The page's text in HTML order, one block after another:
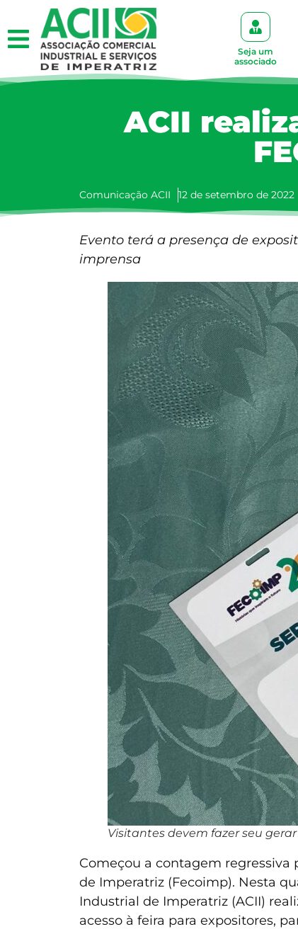
Seja um
associado
ACII
Comunicação ACII 12 de setembro de 2022
Evento terá a presença de
imprensa
Visitantes devem fazer seu
Começou a contagem regressiva
de Imperatriz (Fecoimp). Nesta
Industrial de Imperatriz (ACII)
acesso à feira para expositores,